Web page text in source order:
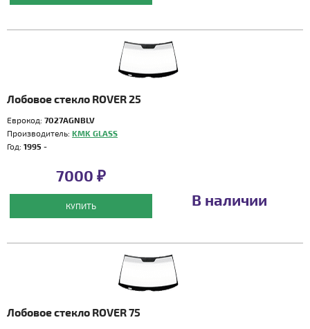
Лобовое стекло ROVER 25
Еврокод: 7027AGNBLV
Производитель: KMK GLASS
Год: 1995 -
7000 ₽
КУПИТЬ В наличии
Лобовое стекло ROVER 75